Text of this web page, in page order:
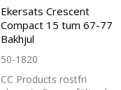
Ekersats Crescent
Compact 15 tum 67-77
Bakhjul
50-1820
CC Products rostfri